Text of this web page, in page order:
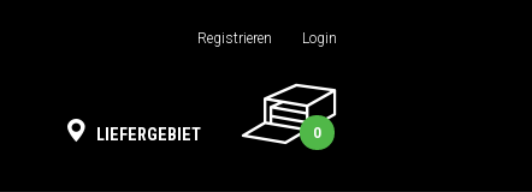
Registrieren Login
LIEFERGEBIET 0